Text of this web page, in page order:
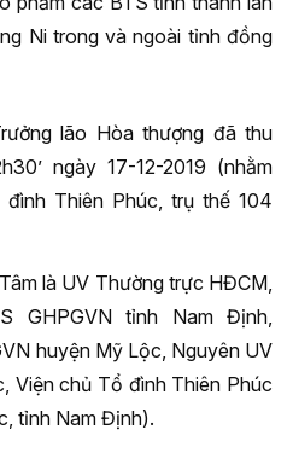
Ni trong và ngoài tỉnh đồng
lão Hòa thượng đã thu
ngày 17-12-2019 (nhằm
Thiên Phúc, trụ thế 104
là UV Thường trực HĐCM,
GHPGVN tỉnh Nam Định,
huyện Mỹ Lộc, Nguyên UV
Viện chủ Tổ đình Thiên Phúc
tỉnh Nam Định).